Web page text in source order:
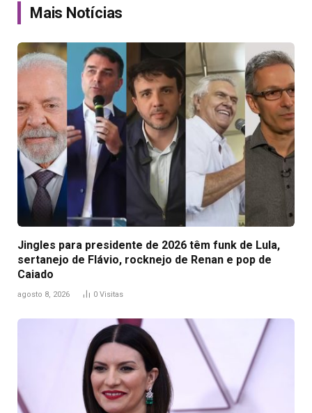
Mais Notícias
Jingles para presidente de 2026 têm funk de Lula,
sertanejo de Flávio, rocknejo de Renan e pop de
Caiado
agosto 8, 2026 0 Visitas